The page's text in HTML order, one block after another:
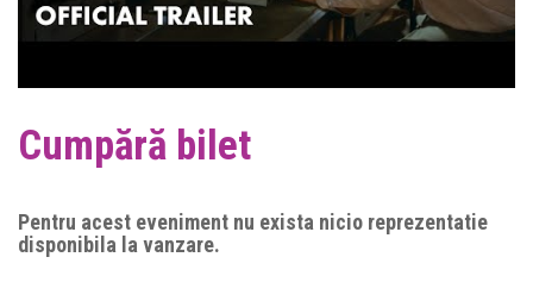
Cumpără bilet
Pentru acest eveniment nu exista nicio reprezentatie
disponibila la vanzare.